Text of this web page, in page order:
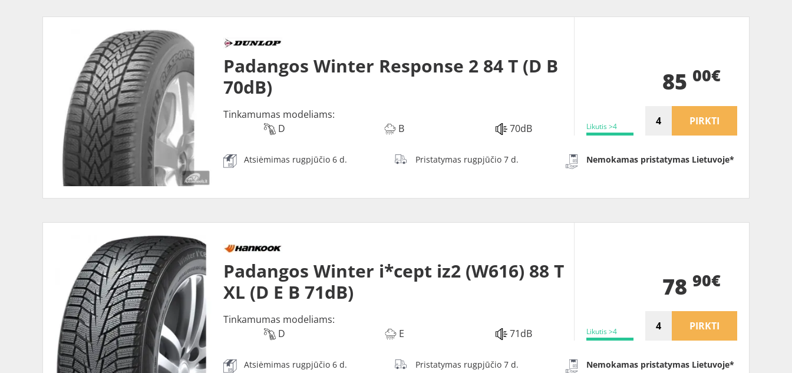
Padangos Winter Response 2 84 T (D B
70dB)
Tinkamumas modeliams:
D
B 70dB Likutis >4
85 00€
PIRKTI
Atsiėmimas rugpjūčio 6 d. Pristatymas rugpjūčio 7 d. Nemokamas pristatymas Lietuvoje*
Padangos Winter i*cept iz2 (W616) 88 T
XL (D E B 71dB)
Tinkamumas modeliams:
D
E 71dB Likutis >4
78 90€
PIRKTI
Atsiėmimas rugpjūčio 6 d. Pristatymas rugpjūčio 7 d. Nemokamas pristatymas Lietuvoje*